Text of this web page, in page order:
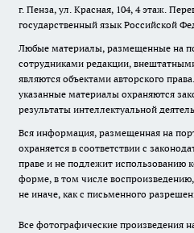
г. Пенза, ул. Красная, 104, 4 этаж.
государственный язык Российской
Любые материалы, размещенные на
сотрудниками редакции,
являются объектами авторского
указанные материалы охраняются
результаты интеллектуальной
Вся информация, размещенная на
охраняется в соответствии с
праве и не подлежит использованию
форме, в том числе
не иначе, как с письменного
Все фотографические произведения